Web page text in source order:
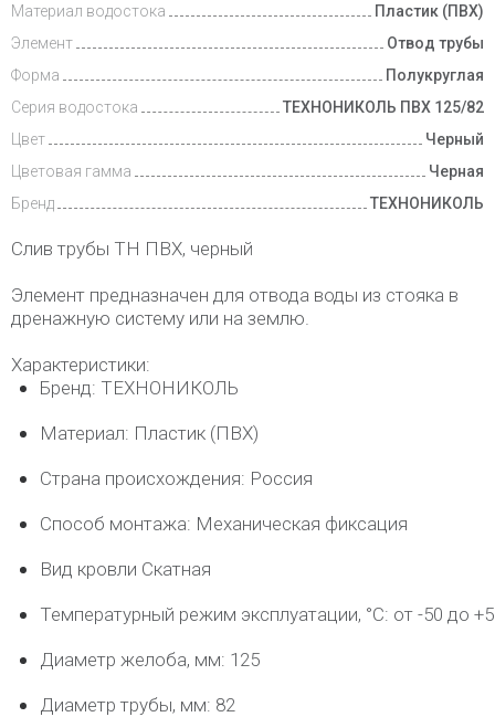
Материал водостока
Пластик (ПВХ)
Элемент
Отвод трубы
Форма
Полукруглая
Серия водостока
ТЕХНОНИКОЛЬ ПВХ 125/82
Цвет
Черный
Цветовая гамма
Черная
Бренд
ТЕХНОНИКОЛЬ
Слив трубы ТН ПВХ, черный
Элемент предназначен для отвода воды из стояка в
дренажную систему или на землю.
Характеристики:
Бренд: ТЕХНОНИКОЛЬ
Материал: Пластик (ПВХ)
Страна происхождения: Россия
Способ монтажа: Механическая фиксация
Вид кровли Скатная
Температурный режим эксплуатации, °C: от -50 до
Диаметр желоба, мм: 125
Диаметр трубы, мм: 82